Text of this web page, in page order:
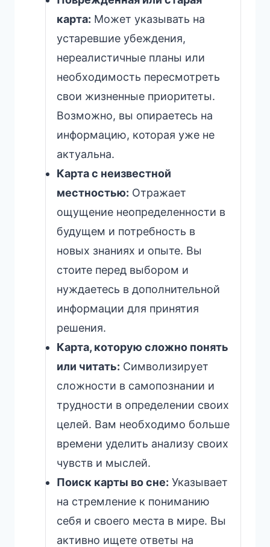
карта: Может указывать на
устаревшие убеждения,
нереалистичные планы или
необходимость пересмотреть
свои жизненные приоритеты.
Возможно, вы опираетесь на
информацию, которая уже не
актуальна.
Карта с неизвестной
местностью: Отражает
ощущение неопределенности в
будущем и потребность в
новых знаниях и опыте. Вы
стоите перед выбором и
нуждаетесь в дополнительной
информации для принятия
решения.
Карта, которую сложно понять
или читать: Символизирует
сложности в самопознании и
трудности в определении своих
целей. Вам необходимо больше
времени уделить анализу своих
чувств и мыслей.
Поиск карты во сне: Указывает
на стремление к пониманию
себя и своего места в мире. Вы
активно ищете ответы на